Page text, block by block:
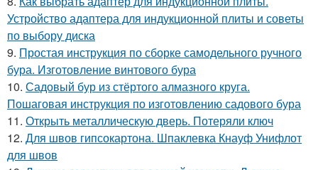
Устройство адаптера для индукционной плиты и советы
по выбору диска
9. Простая инструкция по сборке самодельного ручного
бура. Изготовление винтового бура
10. Садовый бур из стёртого алмазного круга.
Пошаговая инструкция по изготовлению садового бура
11. Открыть металлическую дверь. Потеряли ключ
12. Для швов гипсокартона. Шпаклевка Кнауф Унифлот
для швов